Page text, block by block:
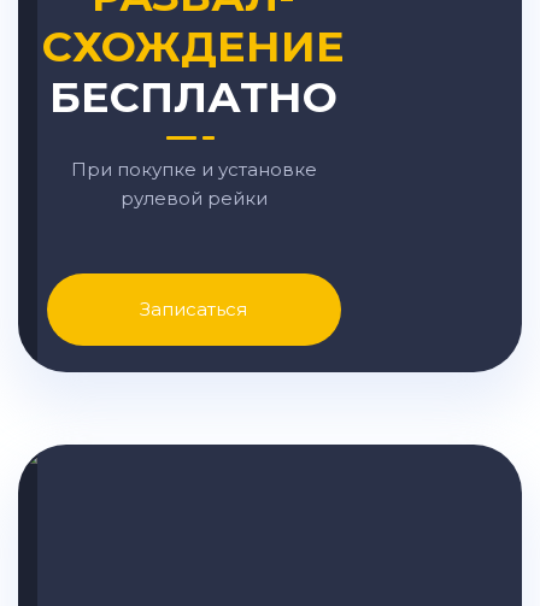
СХОЖДЕНИЕ
БЕСПЛАТНО
При покупке и установке
рулевой рейки
Записаться